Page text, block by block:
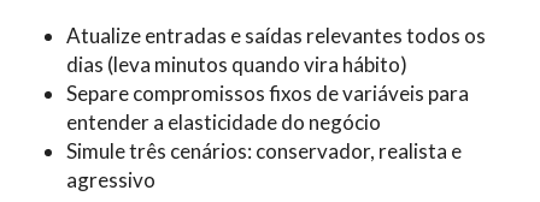
Atualize entradas e saídas relevantes todos os
dias (leva minutos quando vira hábito)
Separe compromissos fixos de variáveis para
entender a elasticidade do negócio
Simule três cenários: conservador, realista e
agressivo